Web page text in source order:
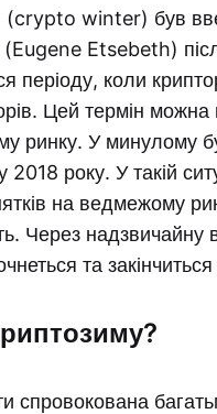
(crypto winter) був
Etsebeth)
періоду, коли
Цей термін можна
ринку. У минулому
2018 року. У такій
на ведмежому
Через надзвичайну
та
спровокована